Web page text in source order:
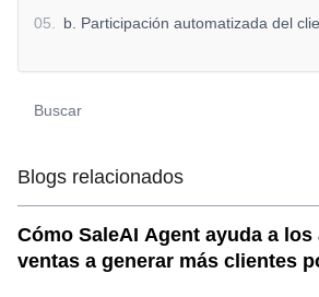
05
b. Participación automatizada del
compradores
transfronterizo
09. a. Expandirse a nuevos mercados
10. b. Mejorar la participación del cliente
Blogs relacionados
Cómo SaleAI Agent ayuda a los
ventas a generar más clientes